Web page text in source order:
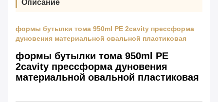
Описание
формы бутылки тома 950ml PE 2cavity прессформа
дуновения материальной овальной пластиковая
формы бутылки тома 950ml PE
2cavity прессформа дуновения
материальной овальной пластиковая